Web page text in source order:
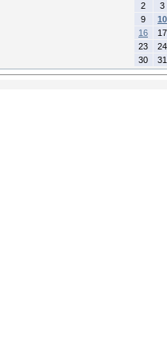
2
3
9
10
16
17
23
24
30
31